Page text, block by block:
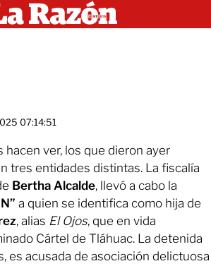
07:14:51
hacen ver, los que dieron ayer
tres entidades distintas. La fiscalía
Bertha Alcalde, llevó a cabo la
a quien se identifica como hija de
, alias El Ojos, que en vida
Cártel de Tláhuac. La detenida
es acusada de asociación delictuosa